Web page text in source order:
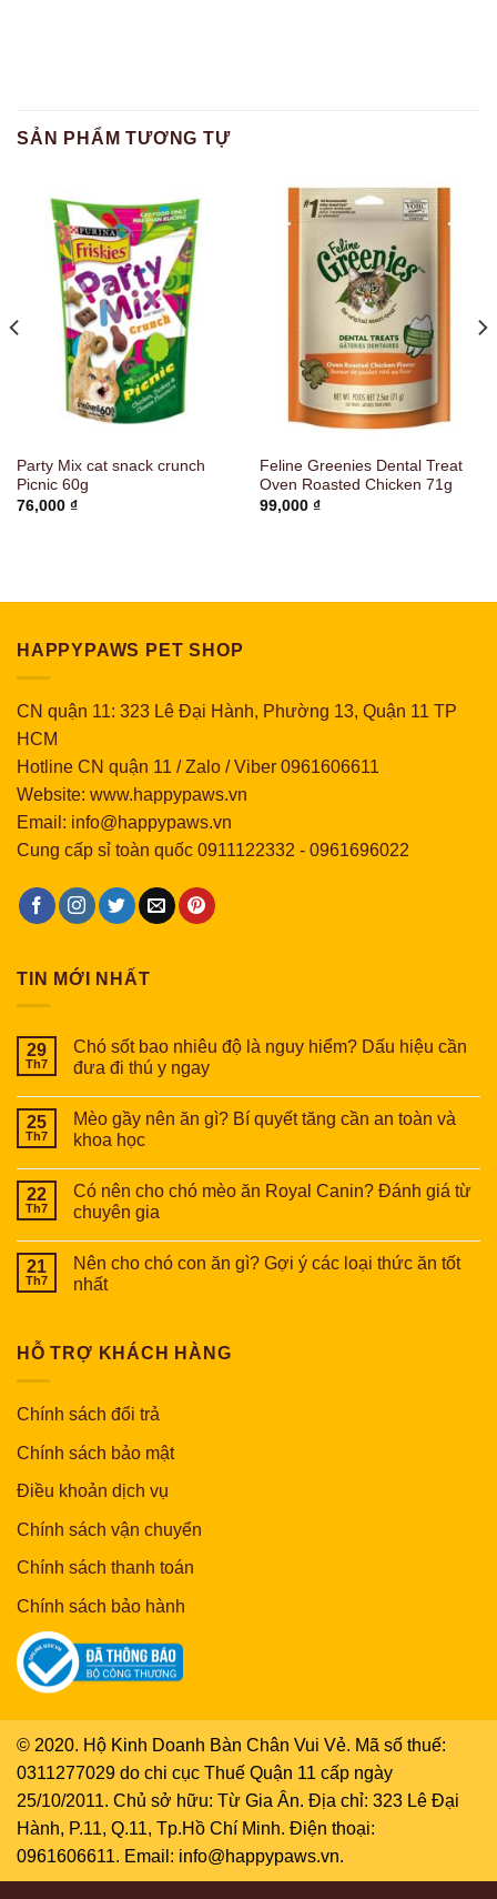
SẢN PHẨM TƯƠNG TỰ
Party Mix cat snack crunch
Picnic 60g
76,000 ₫
Feline Greenies Dental Treat
Oven Roasted Chicken 71g
99,000 ₫
HAPPYPAWS PET SHOP
CN quận 11: 323 Lê Đại Hành, Phường 13, Quận 11 TP
HCM
Hotline CN quận 11 / Zalo / Viber 0961606611
Website: www.happypaws.vn
Email: info@happypaws.vn
Cung cấp sỉ toàn quốc 0911122332 - 0961696022
TIN MỚI NHẤT
29
Th7
Chó sốt bao nhiêu độ là nguy hiểm? Dấu hiệu cần
đưa đi thú y ngay
25
Th7
Mèo gầy nên ăn gì? Bí quyết tăng cần an toàn và
khoa học
22
Th7
Có nên cho chó mèo ăn Royal Canin? Đánh giá từ
chuyên gia
21
Th7
Nên cho chó con ăn gì? Gợi ý các loại thức ăn tốt
nhất
HỖ TRỢ KHÁCH HÀNG
Chính sách đổi trả
Chính sách bảo mật
Điều khoản dịch vụ
Chính sách vận chuyển
Chính sách thanh toán
Chính sách bảo hành
© 2020. Hộ Kinh Doanh Bàn Chân Vui Vẻ. Mã số thuế:
0311277029 do chi cục Thuế Quận 11 cấp ngày
25/10/2011. Chủ sở hữu: Từ Gia Ân. Địa chỉ: 323 Lê Đại
Hành, P.11, Q.11, Tp.Hồ Chí Minh. Điện thoại:
0961606611. Email: info@happypaws.vn.